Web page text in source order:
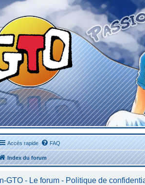
Accès rapide FAQ
Index du forum
GTO - Le forum - Politique de